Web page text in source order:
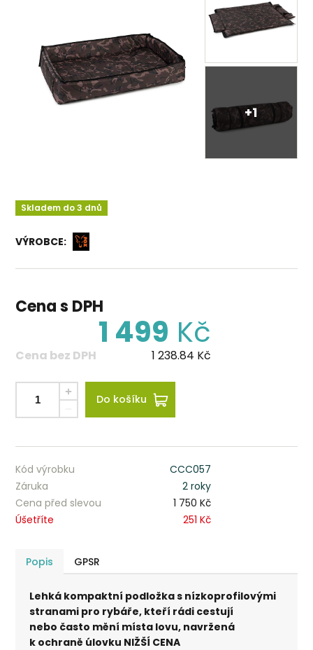
+1
Skladem do 3 dnů
VÝROBCE:
Cena s DPH
1 499 Kč
Cena bez DPH 1 238.84 Kč
Do košíku
Kód výrobku
CCC057
Záruka
2 roky
Cena před slevou
1 750 Kč
Úšetříte
251 Kč
Popis GPSR
Lehká kompaktní podložka s nízkoprofilovými
stranami pro rybáře, kteří rádi cestují
nebo často mění místa lovu, navržená
k ochraně úlovku NIŽŠÍ CENA